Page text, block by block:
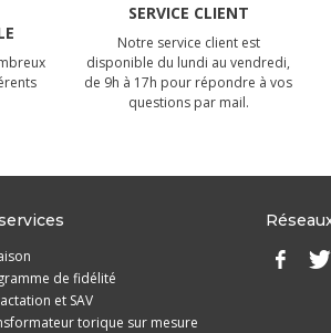
SERVICE CLIENT
Notre service client est
disponible du lundi au vendredi,
de 9h à 17h pour répondre à vos
questions par mail.
de fidélité
et SAV
torique sur mesure